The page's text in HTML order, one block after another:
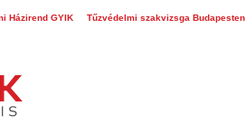
Házirend GYIK Tűzvédelmi szakvizsga Budapesten